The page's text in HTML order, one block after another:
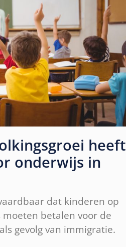
heeft
onderwijs in
dat kinderen op
betalen voor de
gevolg van immigratie.